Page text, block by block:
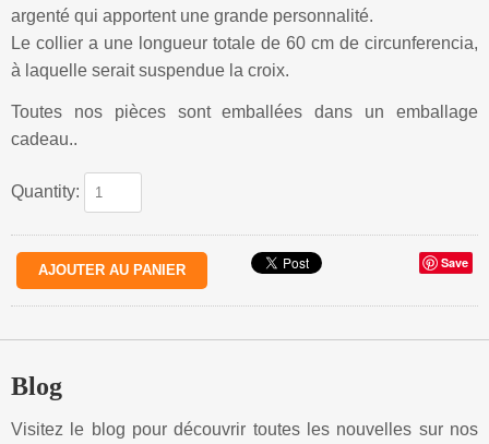
argenté qui apportent une grande personnalité.
Le collier a une longueur totale de 60 cm de circunferencia,
à laquelle serait suspendue la croix.
Toutes nos pièces sont emballées dans un emballage
cadeau..
Quantity:
Save
Blog
Visitez le blog pour découvrir toutes les nouvelles sur nos